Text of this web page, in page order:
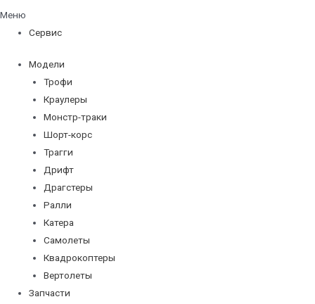
Меню
Сервис
Модели
Трофи
Краулеры
Монстр-траки
Шорт-корс
Трагги
Дрифт
Драгстеры
Ралли
Катера
Самолеты
Квадрокоптеры
Вертолеты
Запчасти